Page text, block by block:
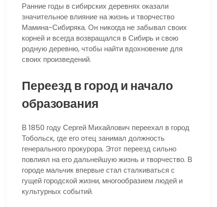
Ранние годы в сибирских деревнях оказали
значительное влияние на жизнь и творчество
Мамина-Сибиряка. Он никогда не забывал своих
корней и всегда возвращался в Сибирь и свою
родную деревню, чтобы найти вдохновение для
своих произведений.
Переезд в город и начало
образования
В 1850 году Сергей Михайлович переехал в город
Тобольск, где его отец занимал должность
генерального прокурора. Этот переезд сильно
повлиял на его дальнейшую жизнь и творчество. В
городе мальчик впервые стал сталкиваться с
гущей городской жизни, многообразием людей и
культурных событий.